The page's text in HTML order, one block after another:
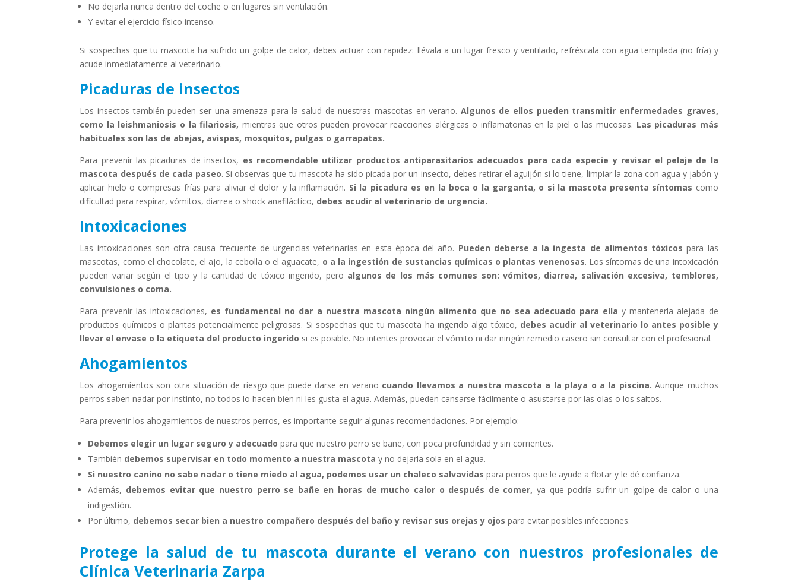
No dejarla nunca dentro del coche o en lugares sin ventilación.
Y evitar el ejercicio físico intenso.
Si sospechas que tu mascota ha sufrido un golpe de calor, debes actuar con rapidez: llévala a un lugar fresco y ventilado, refréscala con agua templada (no fría) y
acude inmediatamente al veterinario.
Picaduras de insectos
Los insectos también pueden ser una amenaza para la salud de nuestras mascotas en verano. Algunos de ellos pueden transmitir enfermedades graves,
como la leishmaniosis o la filariosis, mientras que otros pueden provocar reacciones alérgicas o inflamatorias en la piel o las mucosas. Las picaduras más
habituales son las de abejas, avispas, mosquitos, pulgas o garrapatas.
Para prevenir las picaduras de insectos, es recomendable utilizar productos antiparasitarios adecuados para cada especie y revisar el pelaje de la
mascota después de cada paseo. Si observas que tu mascota ha sido picada por un insecto, debes retirar el aguijón si lo tiene, limpiar la zona con agua y jabón y
aplicar hielo o compresas frías para aliviar el dolor y la inflamación. Si la picadura es en la boca o la garganta, o si la mascota presenta síntomas como
dificultad para respirar, vómitos, diarrea o shock anafiláctico, debes acudir al veterinario de urgencia.
Intoxicaciones
Las intoxicaciones son otra causa frecuente de urgencias veterinarias en esta época del año. Pueden deberse a la ingesta de alimentos tóxicos para las
mascotas, como el chocolate, el ajo, la cebolla o el aguacate, o a la ingestión de sustancias químicas o plantas venenosas. Los síntomas de una intoxicación
pueden variar según el tipo y la cantidad de tóxico ingerido, pero algunos de los más comunes son: vómitos, diarrea, salivación excesiva, temblores,
convulsiones o coma.
Para prevenir las intoxicaciones, es fundamental no dar a nuestra mascota ningún alimento que no sea adecuado para ellay mantenerla alejada de
productos químicos o plantas potencialmente peligrosas. Si sospechas que tu mascota ha ingerido algo tóxico, debes acudir al veterinario lo antes posible y
llevar el envase o la etiqueta del producto ingerido si es posible. No intentes provocar el vómito ni dar ningún remedio casero sin consultar con el profesional.
Ahogamientos
Los ahogamientos son otra situación de riesgo que puede darse en verano cuando llevamos a nuestra mascota a la playa o a la piscina. Aunque muchos
perros saben nadar por instinto, no todos lo hacen bien ni les gusta el agua. Además, pueden cansarse fácilmente o asustarse por las olas o los saltos.
Para prevenir los ahogamientos de nuestros perros, es importante seguir algunas recomendaciones. Por ejemplo:
Debemos elegir un lugar seguro y adecuado para que nuestro perro se bañe, con poca profundidad y sin corrientes.
También debemos supervisar en todo momento a nuestra mascota y no dejarla sola en el agua.
Si nuestro canino no sabe nadar o tiene miedo al agua, podemos usar un chaleco salvavidas para perros que le ayude a flotar y le dé confianza.
Además, debemos evitar que nuestro perro se bañe en horas de mucho calor o después de comer, ya que podría sufrir un golpe de calor o una
indigestión.
Por último, debemos secar bien a nuestro compañero después del baño y revisar sus orejas y ojospara evitar posibles infecciones.
Protege la salud de tu mascota durante el verano con nuestros profesionales de
Clínica Veterinaria Zarpa